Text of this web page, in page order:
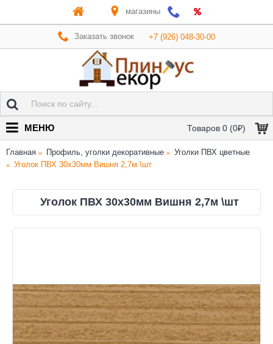
магазины
Заказать звонок +7 (926) 048-30-00
Товаров 0 (0₽)
МЕНЮ
Главная Профиль, уголки декоративные
Уголки ПВХ цветные
Уголок ПВХ 30х30мм Вишня 2,7м \шт
Уголок ПВХ 30х30мм Вишня 2,7м \шт